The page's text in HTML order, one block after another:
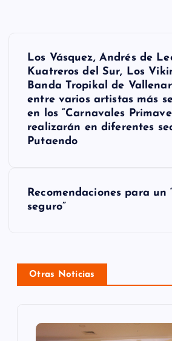
n
d
Los Vásquez, Andrés de
Kuatreros del Sur, Los
Banda Tropikal de
entre varios artistas más
en los “Carnavales
realizarán en diferentes
Putaendo
Recomendaciones para un
seguro”
Otras Noticias